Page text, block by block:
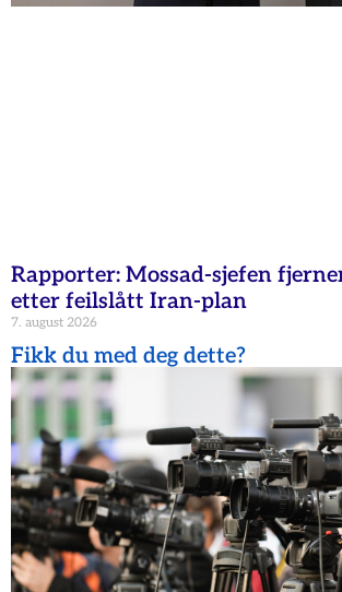
Rapporter: Mossad-sjefen
etter feilslått Iran-plan
7. august 2026
Fikk du med deg dette?